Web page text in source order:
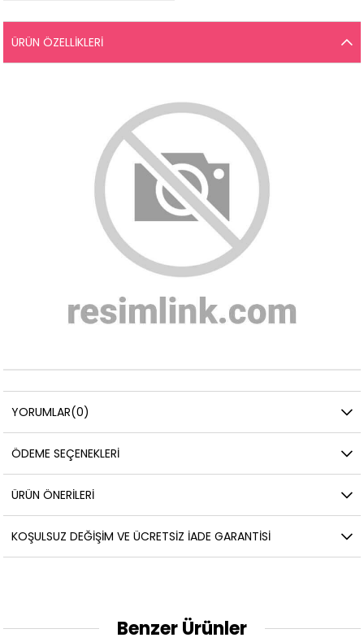
ÜRÜN ÖZELLIKLERI
YORUMLAR(0)
ÖDEME SEÇENEKLERI
ÜRÜN ÖNERILERI
KOŞULSUZ DEĞIŞIM VE ÜCRETSIZ İADE GARANTISI
Benzer Ürünler